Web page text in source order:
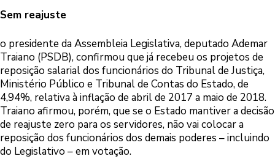
Sem reajuste
o presidente da Assembleia Legislativa, deputado Ademar
Traiano (PSDB), confirmou que já recebeu os projetos de
reposição salarial dos funcionários do Tribunal de Justiça,
Ministério Público e Tribunal de Contas do Estado, de
4,94%, relativa à inflação de abril de 2017 a maio de 2018.
Traiano afirmou, porém, que se o Estado mantiver a decisão
de reajuste zero para os servidores, não vai colocar a
reposição dos funcionários dos demais poderes – incluindo
do Legislativo – em votação.